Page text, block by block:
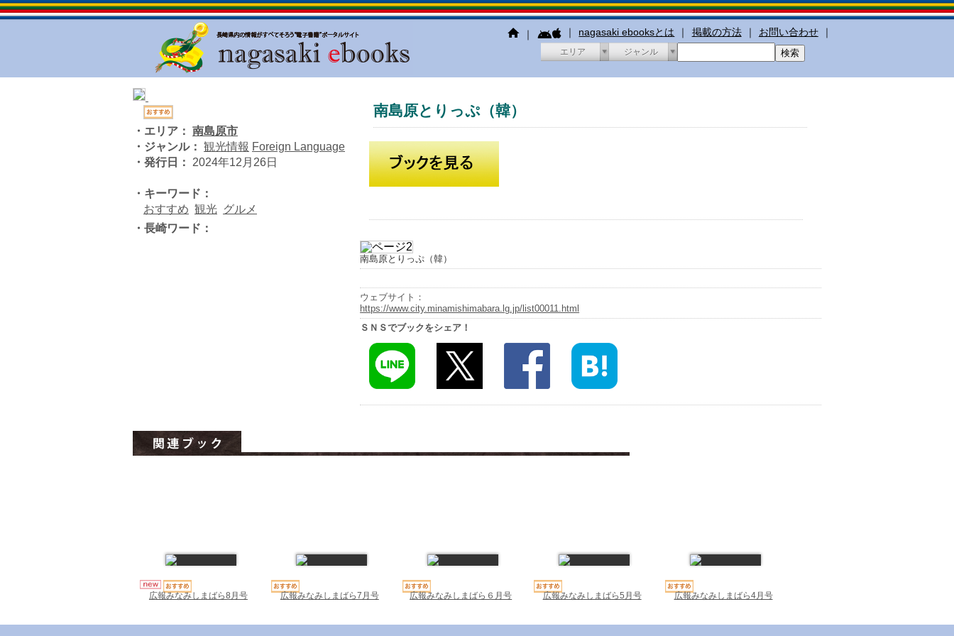
｜ ｜ nagasaki ebooksとは ｜ 掲載の方法 ｜ お問い合わせ ｜
エリア ジャンル
南島原とりっぷ（韓）
・エリア： 南島原市
・ジャンル： 観光情報 Foreign Language
・発行日：
2024年12月26日
・キーワード：
おすすめ 観光 グルメ
・長崎ワード：
南島原とりっぷ（韓）
ウェブサイト：
https://www.city.minamishimabara.lg.jp/list00011.html
ＳＮＳでブックをシェア！
広報みなみしまばら8月号 広報みなみしまばら7月号 広報みなみしまばら６月号 広報みなみしまばら5月号 広報みなみしまばら4月号